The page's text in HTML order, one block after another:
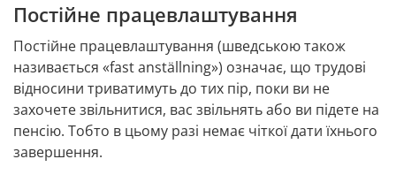
Постійне працевлаштування
Постійне працевлаштування (шведською також
називається «fast anställning») означає, що трудові
відносини триватимуть до тих пір, поки ви не
захочете звільнитися, вас звільнять або ви підете на
пенсію. Тобто в цьому разі немає чіткої дати їхнього
завершення.